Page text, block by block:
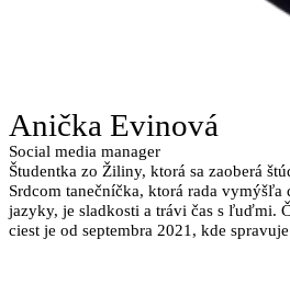
Anička Evinová
Social media manager
Študentka zo Žiliny, ktorá sa zaoberá
Srdcom tanečníčka, ktorá rada vymýšľa
jazyky, je sladkosti a trávi čas s ľuďmi.
ciest je od septembra 2021, kde